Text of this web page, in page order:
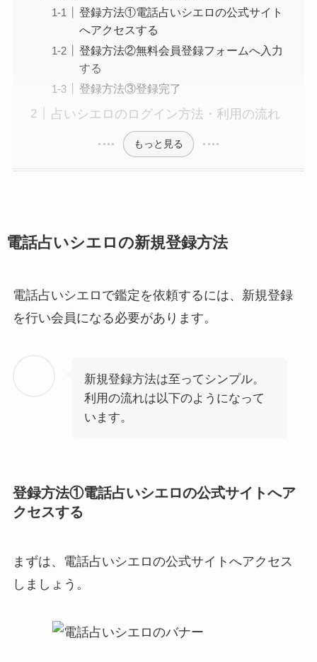
登録方法①電話占いシエロの公式サイト
へアクセスする
登録方法②無料会員登録フォームへ入力
する
登録方法③登録完了
占いシエロのログイン方法・利用の流れ
もっと見る
電話占いシエロの新規登録方法
電話占いシエロで鑑定を依頼するには、新規登録
を行い会員になる必要があります。
新規登録方法は至ってシンプル。
利用の流れは以下のようになって
います。
登録方法①電話占いシエロの公式サイトへア
クセスする
まずは、 電話占いシエロの公式サイト へアクセス
しましょう。